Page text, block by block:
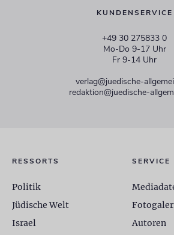
KUNDENSERVICE
+49 30 275833 0
Mo-Do 9-17 Uhr
Fr 9-14 Uhr
verlag@juedische-
redaktion@juedische-
RESSORTS
Politik
Jüdische Welt
Israel
SERVICE
Autoren